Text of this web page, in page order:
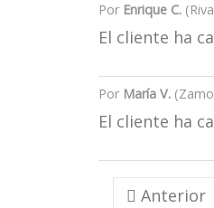
Por Enrique C.
El cliente ha
Por María V.
El cliente ha
 Anterior